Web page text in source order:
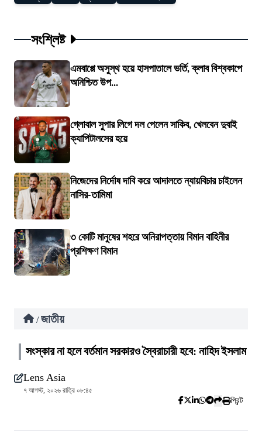
সংশ্লিষ্ট
এমবাপ্পে অসুস্থ হয়ে হাসপাতালে ভর্তি, ক্লাব বিশ্বকাপে
অনিশ্চিত উপ...
গ্লোবাল সুপার লিগে দল পেলেন সাকিব, খেলবেন দুবাই
ক্যাপিটালসের হয়ে
নিজেদের নির্দোষ দাবি করে আদালতে ন্যায়বিচার চাইলেন
নাসির-তামিমা
৩ কোটি মানুষের শহরে অনিরাপত্তায় বিমান বাহিনীর
প্রশিক্ষণ বিমান
/ জাতীয়
সংস্কার না হলে বর্তমান সরকারও স্বৈরাচারী হবে: নাহিদ ইসলাম
Lens Asia
৭ আগস্ট, ২০২৬ রাত্রি ০৮:৪৫
প্রিন্ট